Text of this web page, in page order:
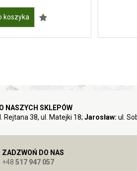
koszyka
NASZYCH SKLEPÓW
Rejtana 38, ul. Matejki 18; Jarosław: ul.
ZADZWOŃ DO NAS
+48 517 947 057